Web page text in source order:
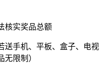
核实奖品总额
送手机、平板、盒子、电视
限制）